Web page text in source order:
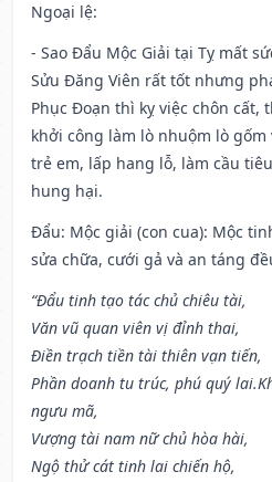
Ngoại lệ:
- Sao Đẩu Mộc Giải tại Tỵ mất
Sửu Đăng Viên rất tốt nhưng
Phục Đoạn thì kỵ việc chôn cất,
khởi công làm lò nhuộm lò
trẻ em, lấp hang lỗ, làm cầu
hung hại.
Đẩu: Mộc giải (con cua): Mộc
sửa chữa, cưới gả và an táng
“Đẩu tinh tạo tác chủ chiêu tài,
Văn vũ quan viên vị đỉnh thai,
Điền trạch tiền tài thiên vạn tiến,
Phần doanh tu trúc, phú quý
ngưu mã,
Vượng tài nam nữ chủ hòa hài,
Ngộ thử cát tinh lai chiến hộ,